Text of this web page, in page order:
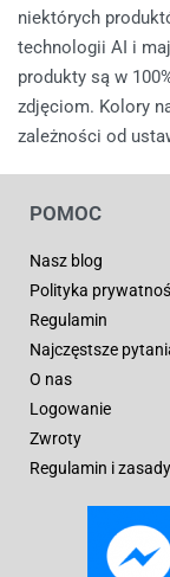
niektórych
technologii AI i
produkty są w
zdjęciom. Kolory
zależności od
POMOC
Nasz blog
Polityka
Regulamin
Najczęstsze
O nas
Logowanie
Zwroty
Regulamin i